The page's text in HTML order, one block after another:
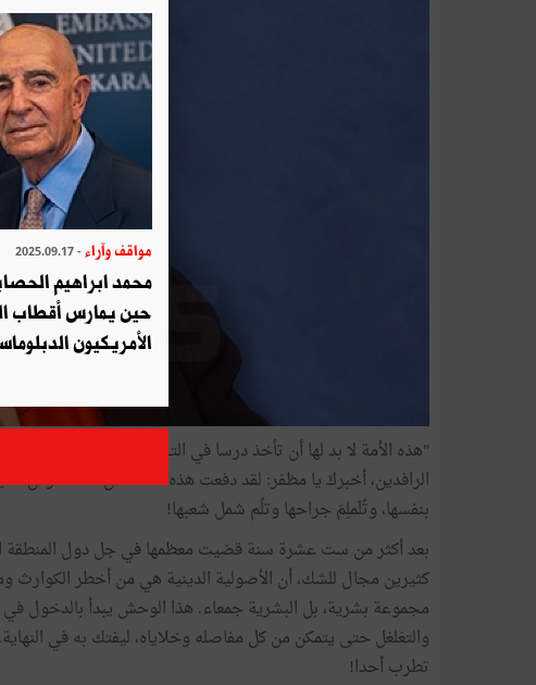
"هذه الأمة لا بد لها أن تأخذ درسا في التخريب"! قالها الشاعر
الرافدين، أخبركَ يا مظفر: لقد دفعت هذه الأمة ثمن هذا الدرس
بنفسها، وتُلَملِمَ جراحها وتلُم شمل شعبها!
بعد أكثر من ست عشرة سنة قضيت معظمها في جل دول المنطقة
كثيرين مجال للشك، أن الأصولية الدينية هي من أخطر
مجموعة بشرية، بل البشرية جمعاء. هذا الوحش يبدأ بالدخول
والتغلغل حتى يتمكن من كل مفاصله وخلاياه، ليفتك به في
تطرب أحدا!
مواقف وآراء - 2025.09.17
محمد ابراهيم
حين يمارس أقطاب
الأمريكيون